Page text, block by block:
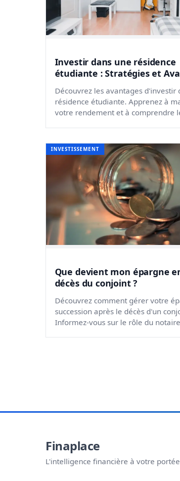
Investir dans une résidence
étudiante : Stratégies et
Découvrez les avantages d'investir
résidence étudiante. Apprenez à
votre rendement et à comprendre
INVESTISSEMENT
Que devient mon épargne
décès du conjoint ?
Découvrez comment gérer votre
succession après le décès d'un
Informez-vous sur le rôle du
Finaplace
L'intelligence financière à votre